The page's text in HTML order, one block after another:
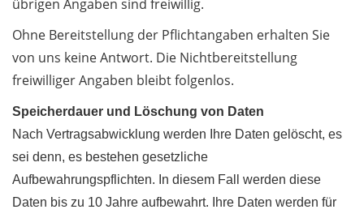
übrigen Angaben sind freiwillig.
Ohne Bereitstellung der Pflichtangaben erhalten Sie
von uns keine Antwort. Die Nichtbereitstellung
freiwilliger Angaben bleibt folgenlos.
Speicherdauer und Löschung von Daten
Nach Vertragsabwicklung werden Ihre Daten gelöscht, es
sei denn, es bestehen gesetzliche
Aufbewahrungspflichten. In diesem Fall werden diese
Daten bis zu 10 Jahre aufbewahrt. Ihre Daten werden für